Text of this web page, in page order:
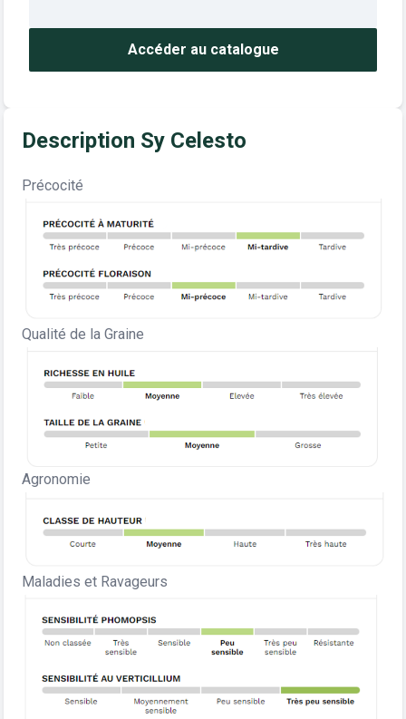
Accéder au catalogue
Description Sy Celesto
Précocité
Qualité de la Graine
Agronomie
Maladies et Ravageurs